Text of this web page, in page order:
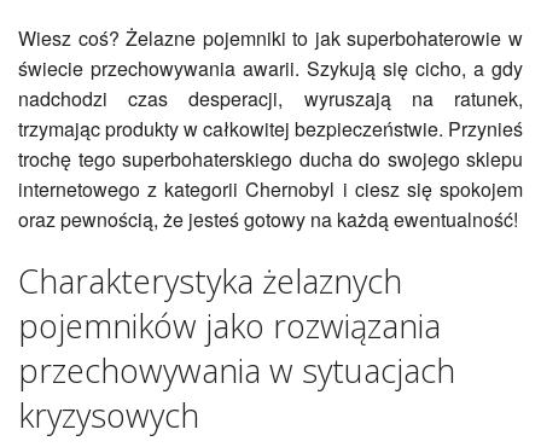
Wiesz coś? Żelazne pojemniki to jak superbohaterowie w
świecie przechowywania awarii. Szykują się cicho, a gdy
nadchodzi czas desperacji, wyruszają na ratunek,
trzymając produkty w całkowitej bezpieczeństwie. Przynieś
trochę tego superbohaterskiego ducha do swojego sklepu
internetowego z kategorii Chernobyl i ciesz się spokojem
oraz pewnością, że jesteś gotowy na każdą ewentualność!
Charakterystyka żelaznych
pojemników jako rozwiązania
przechowywania w sytuacjach
kryzysowych